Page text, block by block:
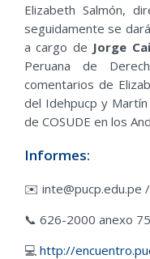
Elizabeth Salmón,
seguidamente se
a cargo de Jorge
Peruana de
comentarios de
del Idehpucp y
de COSUDE en los
Informes:
✉️ inte@pucp.edu.pe
📞 626-2000 anexo
💻 http://